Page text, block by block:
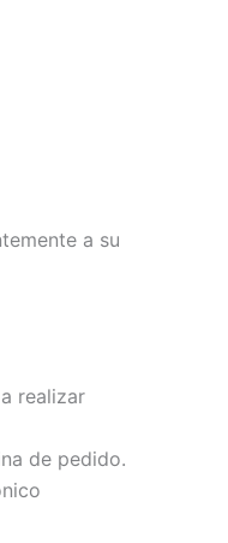
a su
realizar
de pedido.